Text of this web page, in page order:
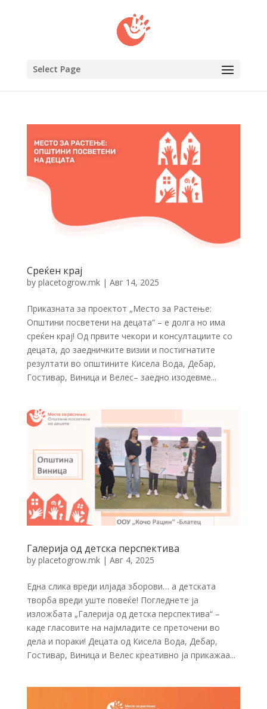
Select Page
Среќен крај
by placetogrow.mk| Авг 14, 2025
Приказната за проектот „Место за Растење:
Општини посветени на децата“ – е долга но има
среќен крај! Од првите чекори и консултациите со
децата, до заедничките визии и постигнатите
резултати во општините Кисела Вода, Дебар,
Гостивар, Виница и Велес– заедно изодевме...
Галерија од детска перспектива
by placetogrow.mk| Авг 4, 2025
Една слика вреди илјада зборови… а детската
творба вреди уште повеќе! Погледнете ја
изложбата „Галерија од детска перспектива“ –
каде гласовите на најмладите се преточени во
дела и пораки! Децата од Кисела Вода, Дебар,
Гостивар, Виница и Велес креативно ја прикажаа...